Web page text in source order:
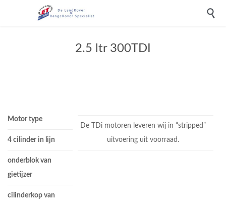

2.5 ltr 300TDI
Motor type
4 cilinder in lijn
onderblok van
gietijzer
cilinderkop van
De TDi motoren leveren wij in “stripped”
uitvoering uit voorraad.